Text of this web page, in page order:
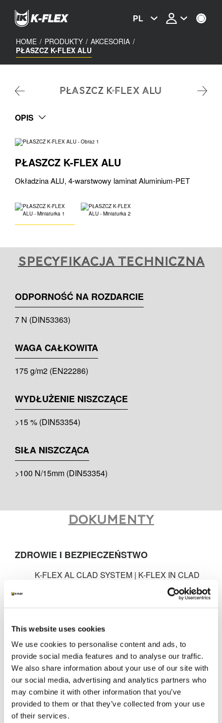
This website uses cookies
We use cookies to personalise content and ads, to
provide social media features and to analyse our traffic.
We also share information about your use of our site with
our social media, advertising and analytics partners who
may combine it with other information that you’ve
provided to them or that they’ve collected from your use
of their services.
content
PL
HOME / PRODUKTY / AKCESORIA /
PŁASZCZ K-FLEX ALU
PŁASZCZ K-FLEX ALU
OPIS
PŁASZCZ K-FLEX ALU
Okładzina ALU, 4-warstwowy laminat Aluminium-PET
Specyfikacja techniczna
ODPORNOŚĆ NA ROZDARCIE
7 N (DIN53363)
WAGA CAŁKOWITA
175 g/m2 (EN22286)
WYDŁUŻENIE NISZCZĄCE
>15 % (DIN53354)
SIŁA NISZCZĄCA
>100 N/15mm (DIN53354)
Dokumenty
ZDROWIE I BEZPIECZEŃSTWO
K-FLEX AL CLAD SYSTEM | K-FLEX IN CLAD
SYSTEM | K-FLEX IC CLAD SYSTEM | K-FLEX
ALU | K-FLEX METAL | K-FLEX SRC - GDANSKI
Safety - POL
K-FLEX AL CLAD SYSTEM | K-FLEX IN CLAD
SYSTEM | K-FLEX IC CLAD SYSTEM | K-FLEX
ALU | K-FLEX METAL | K-FLEX SRC - GDANSKI
UNIWERSYTET MEDYCZNY - Internal method
Health & Safety - Approvals - Various - Hygienic
certificate - ENG